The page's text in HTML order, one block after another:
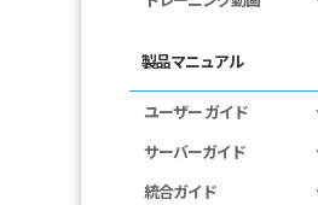
製品マニュアル
ユーザー ガイド
サーバーガイド
統合ガイド